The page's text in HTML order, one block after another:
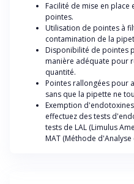
Facilité de mise en
pointes.
Utilisation de pointes à
contamination de la
Disponibilité de pointes
manière adéquate pour
quantité.
Pointes rallongées pour
sans que la pipette ne
Exemption
effectuez des tests
tests de LAL (Limulus
MAT (Méthode d'Analyse